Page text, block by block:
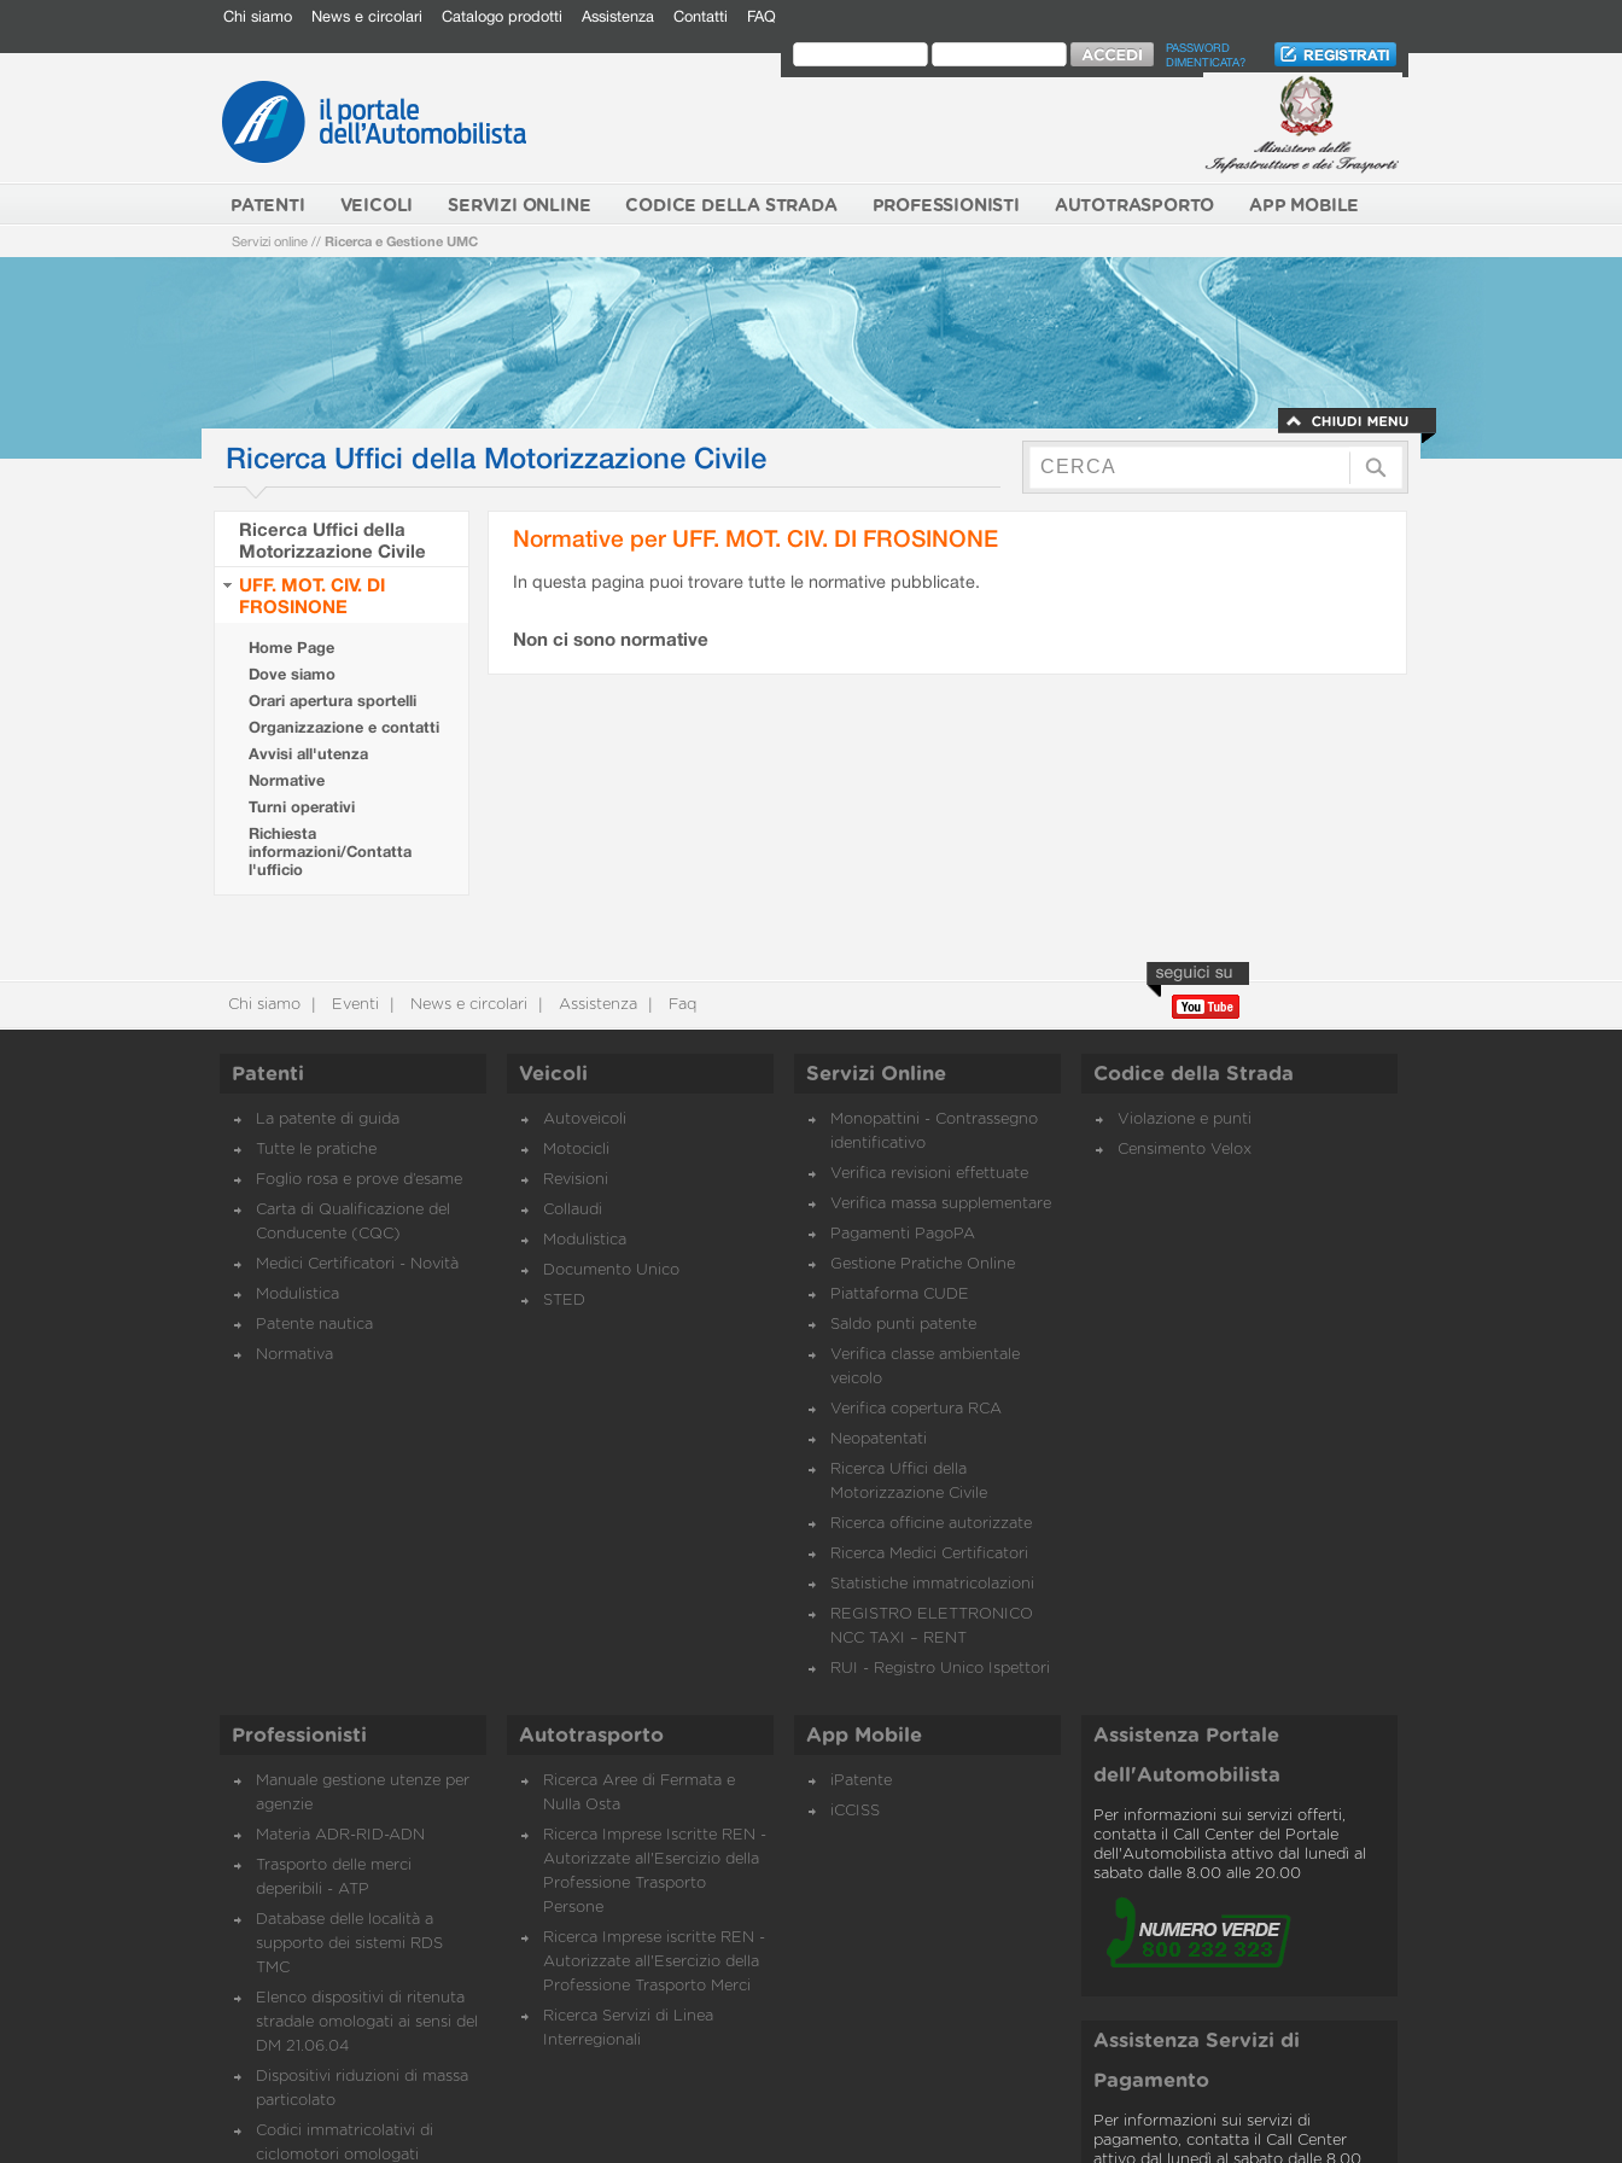
Chi siamo News e circolari Catalogo prodotti Assistenza Contatti FAQ
PASSWORD
DIMENTICATA?
PATENTI VEICOLI SERVIZI ONLINE CODICE DELLA STRADA PROFESSIONISTI AUTOTRASPORTO APP MOBILE
Servizi online // Ricerca e Gestione UMC
Ricerca Uffici della Motorizzazione Civile
Ricerca Uffici della
Motorizzazione Civile
UFF. MOT. CIV. DI
FROSINONE
Home Page
Dove siamo
Orari apertura sportelli
Organizzazione e contatti
Avvisi all'utenza
Normative
Turni operativi
Richiesta
informazioni/Contatta
l'ufficio
Normative per UFF. MOT. CIV. DI FROSINONE
In questa pagina puoi trovare tutte le normative pubblicate.
Non ci sono normative
Chi siamo Eventi News e circolari Assistenza Faq
Patenti
La patente di guida
Tutte le pratiche
Foglio rosa e prove d’esame
Carta di Qualificazione del
Conducente (CQC)
Medici Certificatori - Novità
Modulistica
Patente nautica
Normativa
Veicoli
Autoveicoli
Motocicli
Revisioni
Collaudi
Modulistica
Documento Unico
STED
Servizi Online
Monopattini - Contrassegno
identificativo
Verifica revisioni effettuate
Verifica massa supplementare
Pagamenti PagoPA
Gestione Pratiche Online
Piattaforma CUDE
Saldo punti patente
Verifica classe ambientale
veicolo
Verifica copertura RCA
Neopatentati
Ricerca Uffici della
Motorizzazione Civile
Ricerca officine autorizzate
Ricerca Medici Certificatori
Statistiche immatricolazioni
REGISTRO ELETTRONICO
NCC TAXI – RENT
RUI - Registro Unico Ispettori
Codice della Strada
Violazione e punti
Censimento Velox
Professionisti
Manuale gestione utenze per
agenzie
Materia ADR-RID-ADN
Trasporto delle merci
deperibili - ATP
Database delle località a
supporto dei sistemi RDS
TMC
Elenco dispositivi di ritenuta
stradale omologati ai sensi del
DM 21.06.04
Dispositivi riduzioni di massa
particolato
Codici immatricolativi di
ciclomotori omologati
Autotrasporto
Ricerca Aree di Fermata e
Nulla Osta
Ricerca Imprese Iscritte REN -
Autorizzate all'Esercizio della
Professione Trasporto
Persone
Ricerca Imprese iscritte REN -
Autorizzate all'Esercizio della
Professione Trasporto Merci
Ricerca Servizi di Linea
Interregionali
App Mobile
iPatente
iCCISS
Assistenza Portale
dell'Automobilista
Per informazioni sui servizi offerti,
contatta il Call Center del Portale
dell'Automobilista attivo dal lunedì al
sabato dalle 8.00 alle 20.00
Assistenza Servizi di
Pagamento
Per informazioni sui servizi di
pagamento, contatta il Call Center